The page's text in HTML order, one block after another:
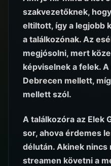
szakvezetőknek,
eltiltott, így a legjobb
a találkozónak. Az
megjósolni, mert
képviselnek a felek.
Debrecen mellett,
mellett szól.
A találkozóra az Elek
sor, ahova érdemes
délután. Akinek nincs
streamen követni a